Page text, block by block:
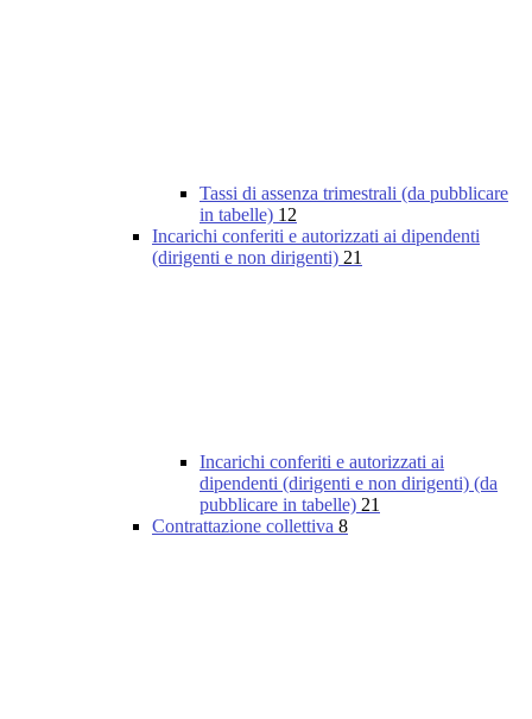
Tassi di assenza trimestrali (da pubblicare
in tabelle) 12
Incarichi conferiti e autorizzati ai dipendenti
(dirigenti e non dirigenti) 21
Incarichi conferiti e autorizzati ai
dipendenti (dirigenti e non dirigenti) (da
pubblicare in tabelle) 21
Contrattazione collettiva 8